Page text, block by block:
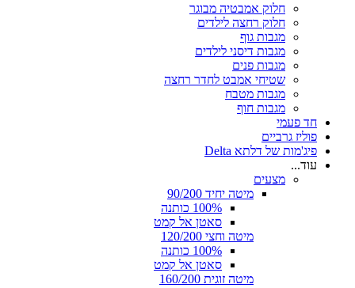
חלוק אמבטיה מבוגר
חלוק רחצה לילדים
מגבות גוף
מגבות דיסני לילדים
מגבות פנים
שטיחי אמבט לחדר רחצה
מגבות מטבח
מגבות חוף
חד פעמי
פוליז גרביים
פיג'מות של דלתא Delta
עוד...
מצעים
מיטה יחיד 90/200
100% כותנה
סאטן אל קמט
מיטה וחצי 120/200
100% כותנה
סאטן אל קמט
מיטה זוגית 160/200